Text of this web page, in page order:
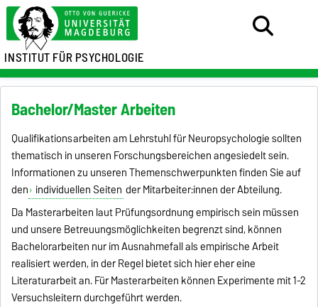
INSTITUT FÜR PSYCHOLOGIE
Bachelor/Master Arbeiten
Qualifikationsarbeiten am Lehrstuhl für Neuropsychologie sollten
thematisch in unseren Forschungsbereichen angesiedelt sein.
Informationen zu unseren Themenschwerpunkten finden Sie auf
den individuellen Seiten der Mitarbeiter:innen der Abteilung.
Da Masterarbeiten laut Prüfungsordnung empirisch sein müssen
und unsere Betreuungsmöglichkeiten begrenzt sind, können
Bachelorarbeiten nur im Ausnahmefall als empirische Arbeit
realisiert werden, in der Regel bietet sich hier eher eine
Literaturarbeit an. Für Masterarbeiten können Experimente mit 1-2
Versuchsleitern durchgeführt werden.